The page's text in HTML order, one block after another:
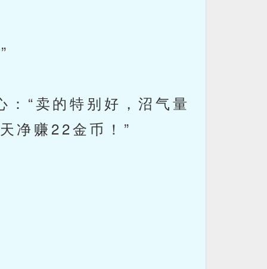
“卖的特别好，沼气量
净赚22金币！”